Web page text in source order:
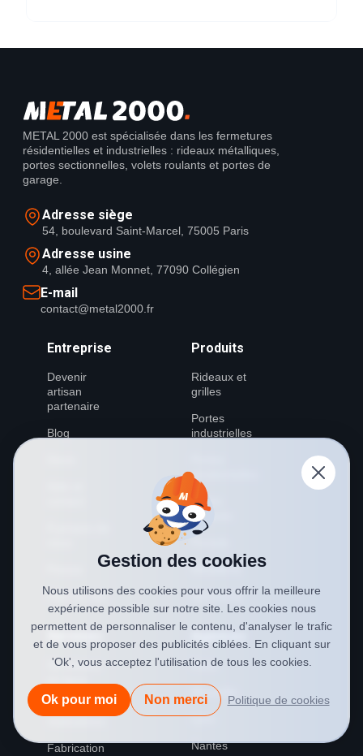
METAL 2000 est spécialisée dans les fermetures
résidentielles et industrielles : rideaux métalliques,
portes sectionnelles, volets roulants et portes de
garage.
Adresse siège
54, boulevard Saint-Marcel, 75005 Paris
Adresse usine
4, allée Jean Monnet, 77090 Collégien
E-mail
contact@metal2000.fr
Entreprise
Devenir
artisan
partenaire
Blog
Plan du site
Produits
Rideaux et
grilles
Portes
industrielles
résidentielles
Volets
roulants
Métallerie
Serrurerie
Simulateur
Nos
Fabrication
Agences
Paris
Marseille
Lyon
Nantes
Gestion des cookies
Nous utilisons des cookies pour vous offrir la meilleure
expérience possible sur notre site. Les cookies nous
permettent de personnaliser le contenu, d'analyser le trafic
et de vous proposer des publicités ciblées. En cliquant sur
'Ok', vous acceptez l'utilisation de tous les cookies.
Ok pour moi Non merci Politique de cookies